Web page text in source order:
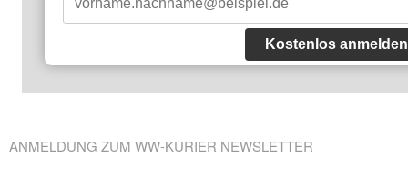
Kostenlos anmelden
ANMELDUNG ZUM WW-KURIER NEWSLETTER